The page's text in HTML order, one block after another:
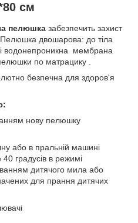
см
пелюшка забезпечить захист
Пелюшка двошарова: до тіла
водонепроникна мембрана
по матрацику .
безпечна для здоров'я
нову пелюшку
або в пральній машині
градусів в режимі
дитячого мила або
для прання дитячих